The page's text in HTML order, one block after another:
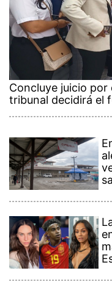
Concluye juicio
tribunal decidirá el